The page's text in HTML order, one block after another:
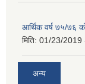
आर्थिक वर्ष ७५/७६
मिति: 01/23/2019
अन्य